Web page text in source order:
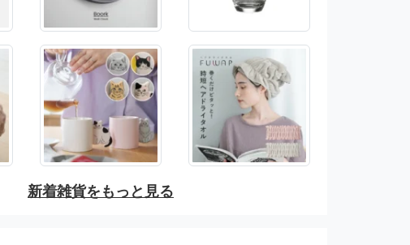
新着雑貨をもっと見る